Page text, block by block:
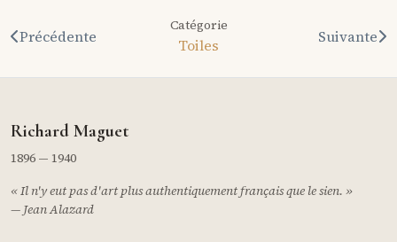
Précédente
Catégorie
Toiles Suivante
Richard Maguet
1896 — 1940
« Il n'y eut pas d'art plus authentiquement français que le sien. »
— Jean Alazard